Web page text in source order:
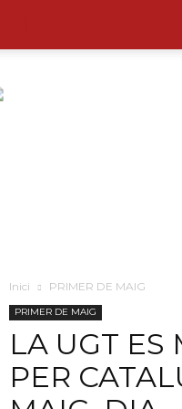
Inici PRIMER DE MAIG
PRIMER DE MAIG
LA UGT
PER